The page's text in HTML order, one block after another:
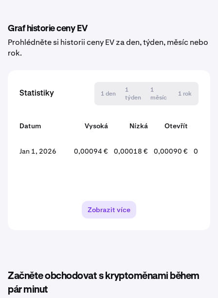
Graf historie ceny EV
Prohlédněte si historii ceny EV za den, týden, měsíc nebo
rok.
Statistiky 1 den
1
týden
1
měsíc
1 rok
Datum Vysoká Nízká Otevřít
Jan 1, 2026 0,00094 € 0,00018 € 0,00090 €
Zobrazit více
Začněte obchodovat s kryptoměnami během
pár minut